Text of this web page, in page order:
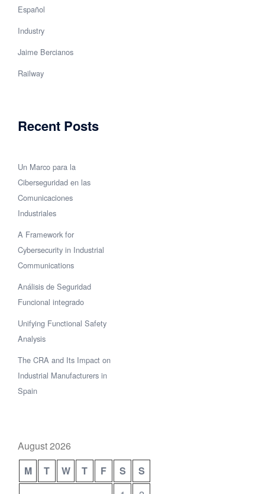
Español
Industry
Jaime Bercianos
Railway
Recent Posts
Un Marco para la
Ciberseguridad en las
Comunicaciones
Industriales
A Framework for
Cybersecurity in Industrial
Communications
Análisis de Seguridad
Funcional integrado
Unifying Functional Safety
Analysis
The CRA and Its Impact on
Industrial Manufacturers in
Spain
August 2026
M
T W T F S
S